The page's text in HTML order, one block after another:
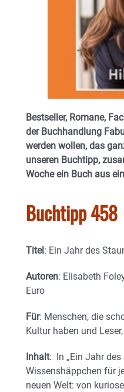
Bestseller, Romane,
der Buchhandlung
werden wollen, das
unseren Buchtipp,
Woche ein Buch aus
Buchtipp 458
Titel: Ein Jahr des
Autoren: Elisabeth
Euro
Für: Menschen, die
Kultur haben und
Inhalt: In „Ein Jahr des
Wissenshäppchen für
neuen Welt: von